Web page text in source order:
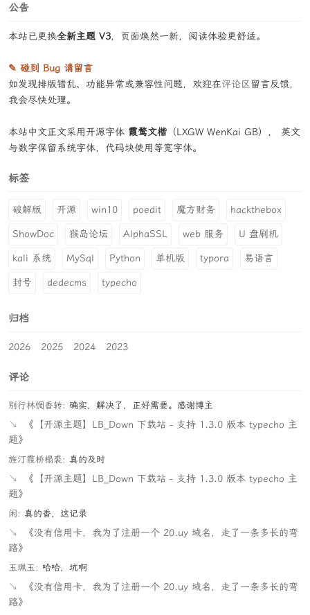
公告
本站已更换全新主题 V3，页面焕然一新，阅读体验更舒适。
✎ 碰到 Bug 请留言
如发现排版错乱、功能异常或兼容性问题，欢迎在评论区留言反馈，
我会尽快处理。
本站中文正文采用开源字体 霞鹜文楷 （LXGW WenKai GB）， 英文
与数字保留系统字体，代码块使用等宽字体。
标签
破解版 开源 win10 poedit 魔方财务 hackthebox
ShowDoc 猴岛论坛 AlphaSSL web 服务 U 盘刷机
kali 系统 MySql Python 单机版 typora 易语言
封号 dedecms typecho
归档
2026 2025 2024 2023
评论
别行林惆香转: 确实，解决了，正好需要。感谢博主
↘
《【开源主题】LB_Down 下载站 - 支持 1.3.0 版本 typecho 主
题》
旌汀霞桥榻裘: 真的及时
↘
《【开源主题】LB_Down 下载站 - 支持 1.3.0 版本 typecho 主
题》
闲: 真的香，这记录
↘
《没有信用卡，我为了注册一个 20.uy 域名，走了一条多长的弯
路》
玉珮玉: 哈哈，坑啊
↘
《没有信用卡，我为了注册一个 20.uy 域名，走了一条多长的弯
路》